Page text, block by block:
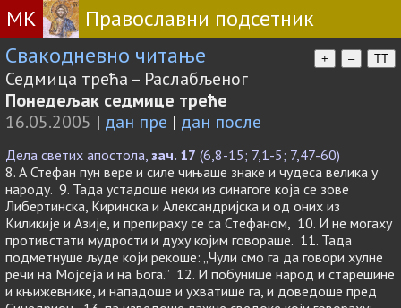
МК
Православни подсетник
Свакодневно читање
+ – TT
Седмица трећа – Раслабљеног
Понедељак седмице треће
16.05.2005 | дан пре | дан после
Дела светих апостола, зач. 17 (6,8-15; 7,1-5; 7,47-60)
8. А Стефан пун вере и силе чињаше знаке и чудеса велика у
народу. 9. Тада устадоше неки из синагоге која се зове
Либертинска, Киринска и Александријска и од оних из
Киликије и Азије, и препираху се са Стефаном, 10. И не могаху
противстати мудрости и духу којим говораше. 11. Тада
подметнуше људе који рекоше: „Чули смо га да говори хулне
речи на Мојсеја и на Бога.” 12. И побунише народ и старешине
и књижевнике, и нападоше и ухватише га, и доведоше пред